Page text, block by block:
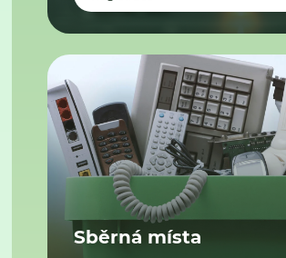
Sběrná místa